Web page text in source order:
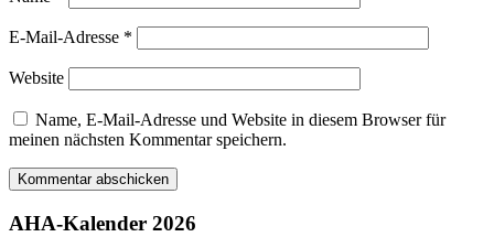
E-Mail-Adresse *
Website
Name, E-Mail-Adresse und Website in diesem Browser für
meinen nächsten Kommentar speichern.
AHA-Kalender 2026